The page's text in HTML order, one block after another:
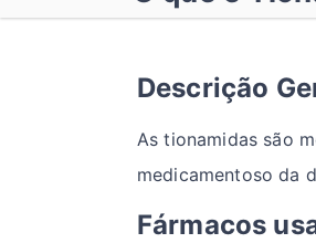
Descrição
As tionamidas são
medicamentoso da
Fármacos